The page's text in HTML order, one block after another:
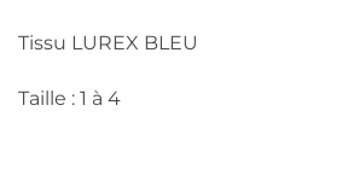
Tissu LUREX BLEU
Taille : 1 à 4